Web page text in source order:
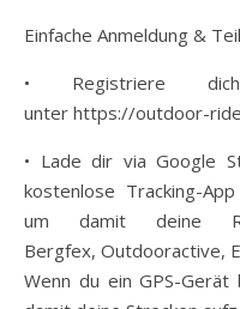
Einfache Anmeldung &
• Registriere
unter https://outdoor-
• Lade dir via Google
kostenlose Tracking-
um damit deine
Bergfex, Outdooractive,
Wenn du ein GPS-